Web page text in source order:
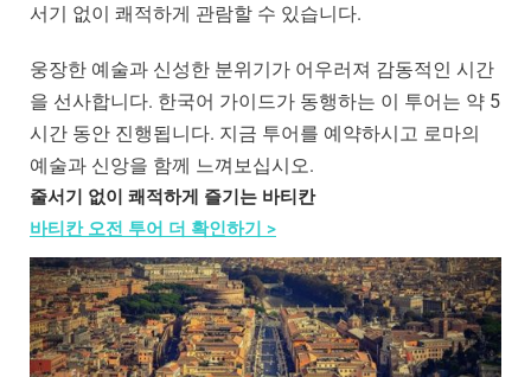
서기 없이 쾌적하게 관람할 수 있습니다.
웅장한 예술과 신성한 분위기가 어우러져 감동적인 시간
을 선사합니다. 한국어 가이드가 동행하는 이 투어는 약 5
시간 동안 진행됩니다. 지금 투어를 예약하시고 로마의
예술과 신앙을 함께 느껴보십시오.
줄서기 없이 쾌적하게 즐기는 바티칸
바티칸 오전 투어 더 확인하기 >